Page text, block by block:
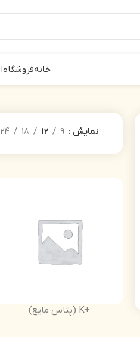
خانهفروشگاه
نمایش 9
12
18
24
+K (پتاس مایع)